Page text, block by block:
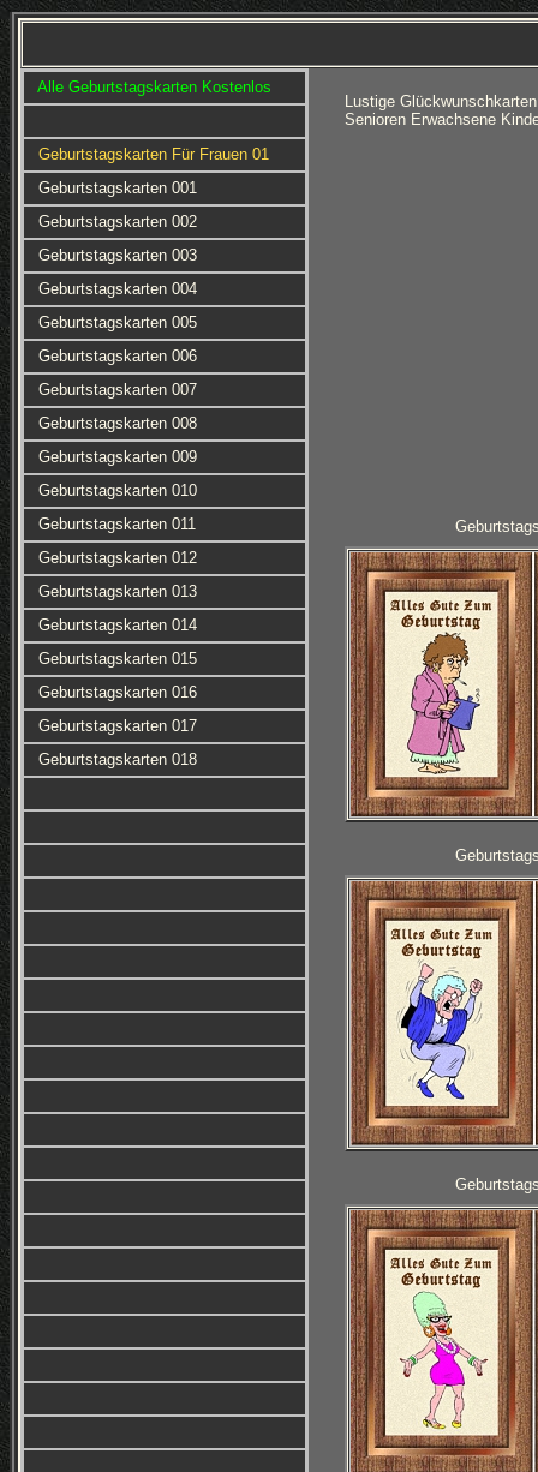
Alle Geburtstagskarten Kostenlos
Geburtstagskarten Für Frauen 01
Geburtstagskarten 001
Geburtstagskarten 002
Geburtstagskarten 003
Geburtstagskarten 004
Geburtstagskarten 005
Geburtstagskarten 006
Geburtstagskarten 007
Geburtstagskarten 008
Geburtstagskarten 009
Geburtstagskarten 010
Geburtstagskarten 011
Geburtstagskarten 012
Geburtstagskarten 013
Geburtstagskarten 014
Geburtstagskarten 015
Geburtstagskarten 016
Geburtstagskarten 017
Geburtstagskarten 018
Lustige
Senioren Erwachsene